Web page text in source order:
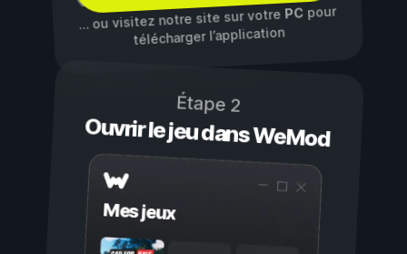
… ou visitez notre site sur votre PCpour
télécharger l’application
Étape 2
Ouvrir le jeu dans WeMod
Mes jeux